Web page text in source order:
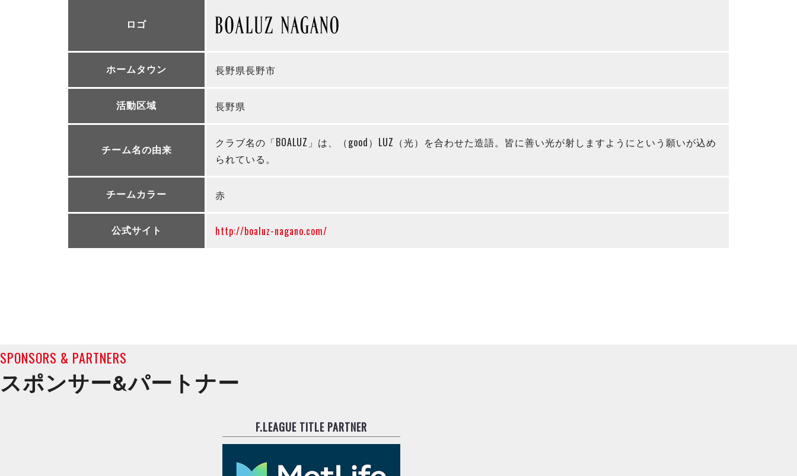
ロゴ
ホームタウン 長野県長野市
活動区域 長野県
チーム名の由来
クラブ名の「BOALUZ」は、（good）LUZ（光）を合わせた造語。皆に善い光が射しますようにという願いが込め
られている。
チームカラー 赤
公式サイト http://boaluz-nagano.com/
SPONSORS & PARTNERS
スポンサー&パートナー
F.LEAGUE TITLE PARTNER